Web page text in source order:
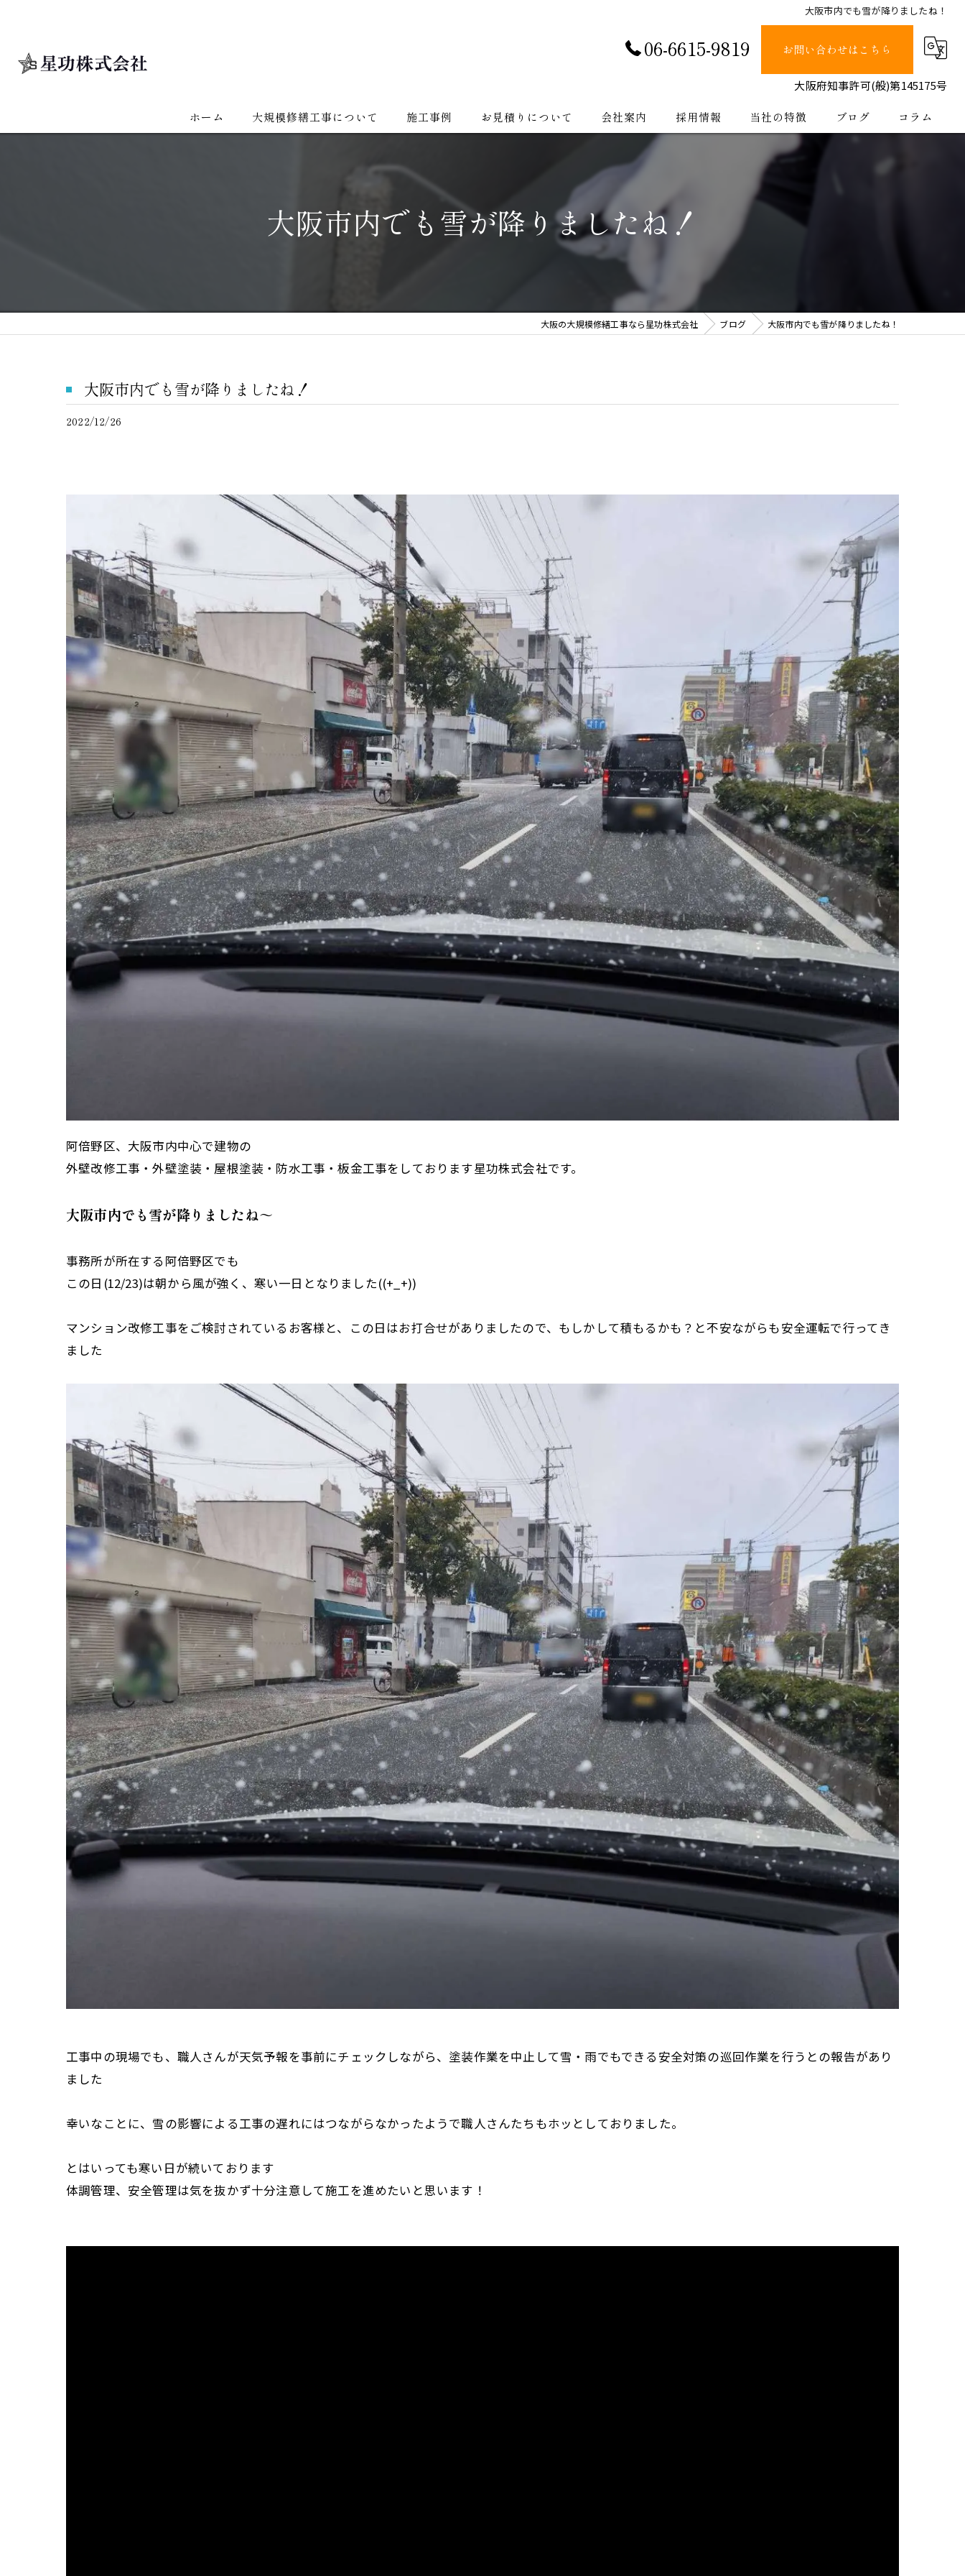
大阪市内でも雪が降りましたね！
06-6615-9819 お問い合わせはこちら
大阪府知事許可(般)第145175号
ホーム 大規模修繕工事について 施工事例 お見積りについて 会社案内
会社紹介
採用情報 当社の特徴
塗装
止水
ブログ コラム
大阪市内でも雪が降りましたね！
大阪の大規模修繕工事なら星功株式会社 ブログ 大阪市内でも雪が降りましたね！
大阪市内でも雪が降りましたね！
2022/12/26
阿倍野区、大阪市内中心で建物の
外壁改修工事・外壁塗装・屋根塗装・防水工事・板金工事をしております星功株式会社です。
大阪市内でも雪が降りましたね～
事務所が所在する阿倍野区でも
この日(12/23)は朝から風が強く、寒い一日となりました((+_+))
マンション改修工事をご検討されているお客様と、この日はお打合せがありましたので、もしかして積もるかも？と不安ながらも安全運転で行ってき
ました
工事中の現場でも、職人さんが天気予報を事前にチェックしながら、塗装作業を中止して雪・雨でもできる安全対策の巡回作業を行うとの報告があり
ました
幸いなことに、雪の影響による工事の遅れにはつながらなかったようで職人さんたちもホッとしておりました。
とはいっても寒い日が続いております
体調管理、安全管理は気を抜かず十分注意して施工を進めたいと思います！
お問い合わせはこちら
お問い合わせはこちら